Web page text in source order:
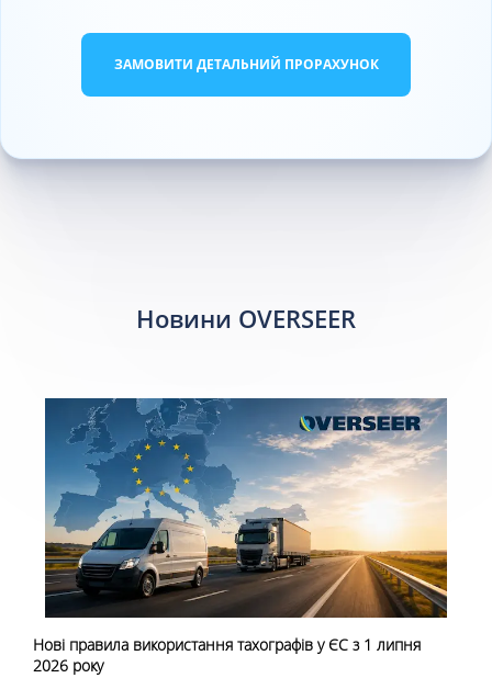
ЗАМОВИТИ ДЕТАЛЬНИЙ ПРОРАХУНОК
Новини OVERSEER
Нові правила використання тахографів у ЄС з 1 липня
2026 року